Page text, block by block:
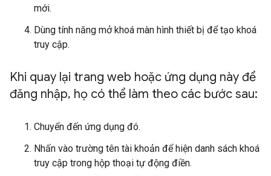
mới.
Dùng tính năng mở khoá màn hình thiết bị để tạo khoá
truy cập.
Khi quay lại trang web hoặc ứng dụng này để
đăng nhập, họ có thể làm theo các bước sau:
Chuyển đến ứng dụng đó.
Nhấn vào trường tên tài khoản để hiện danh sách khoá
truy cập trong hộp thoại tự động điền.